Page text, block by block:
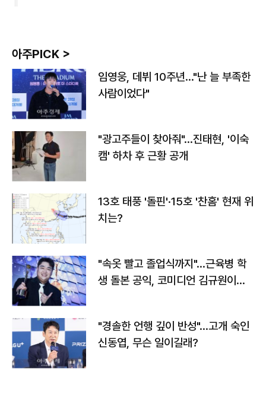
아주PICK >
임영웅, 데뷔 10주년…"난 늘 부족한
사람이었다"
"광고주들이 찾아줘"…진태현, '이숙
캠' 하차 후 근황 공개
13호 태풍 '돌핀'·15호 '찬홈' 현재 위
치는?
"속옷 빨고 졸업식까지"…근육병 학
생 돌본 공익, 코미디언 김규원이었
"경솔한 언행 깊이 반성"…고개 숙인
신동엽, 무슨 일이길래?